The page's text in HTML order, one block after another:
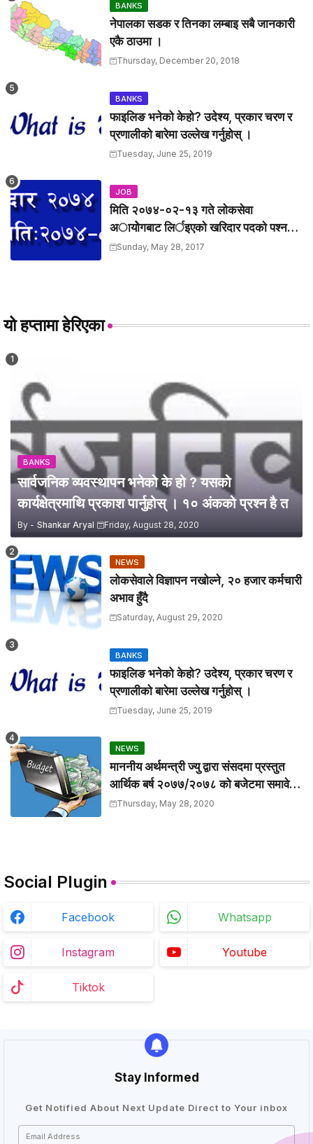
BANKS
नेपालका सडक र तिनका लम्बाइ सबै जानकारी
एकै ठाउमा ।
Thursday, December 20, 2018
BANKS
फाइलिङ भनेको केहो? उदेश्य, प्रकार चरण र
प्रणालीको बारेमा उल्लेख गर्नुहोस् ।
Tuesday, June 25, 2019
JOB
मिति २०७४-०२-१३ गते लाेकसेवा
अायोेगबाट लिर्इएकाे खरिदार पदकाे पश्न
तथा उत्तरहरु ।
Sunday, May 28, 2017
यो हप्तामा हेरिएका
BANKS
सार्वजनिक व्यवस्थापन भनेको के हो ? यसको
कार्यक्षेत्रमाथि प्रकाश पार्नुहोस् । १० अंकको प्रश्न है त
By - Shankar Aryal Friday, August 28, 2020
NEWS
लोकसेवाले विज्ञापन नखोल्ने, २० हजार कर्मचारी
अभाव हुँदै
Saturday, August 29, 2020
BANKS
फाइलिङ भनेको केहो? उदेश्य, प्रकार चरण र
प्रणालीको बारेमा उल्लेख गर्नुहोस् ।
Tuesday, June 25, 2019
NEWS
माननीय अर्थमन्त्री ज्यु द्वारा संसदमा प्रस्तुत
आर्थिक बर्ष २०७७/२०७८ को बजेटमा समावेश
गरिएका केहि मुख्य बुँदाहरु
Thursday, May 28, 2020
Social Plugin
Facebook Whatsapp
Instagram Youtube
Tiktok
Stay Informed
Get Notified About Next Update Direct to Your inbox